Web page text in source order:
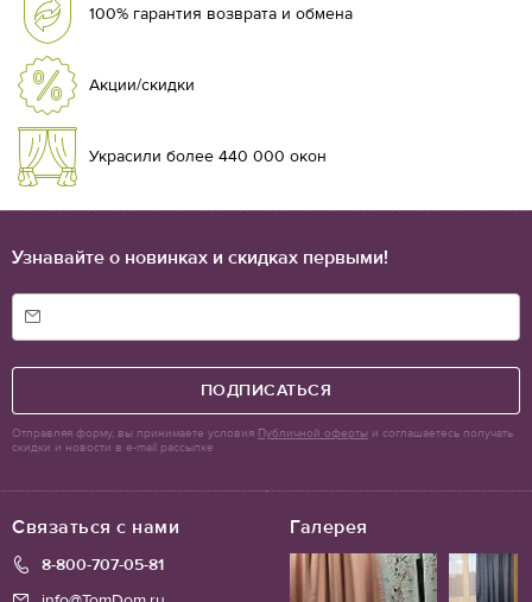
100% гарантия возврата и обмена
Акции/скидки
Украсили более 440 000 окон
Галерея
Связаться с нами
8-800-707-05-81
Узнавайте о новинках и скидках первыми!
ПОДПИСАТЬСЯ
Отправляя форму, вы принимаете условия Публичной оферты и соглашаетесь получать
скидки и новости в e-mail рассылке